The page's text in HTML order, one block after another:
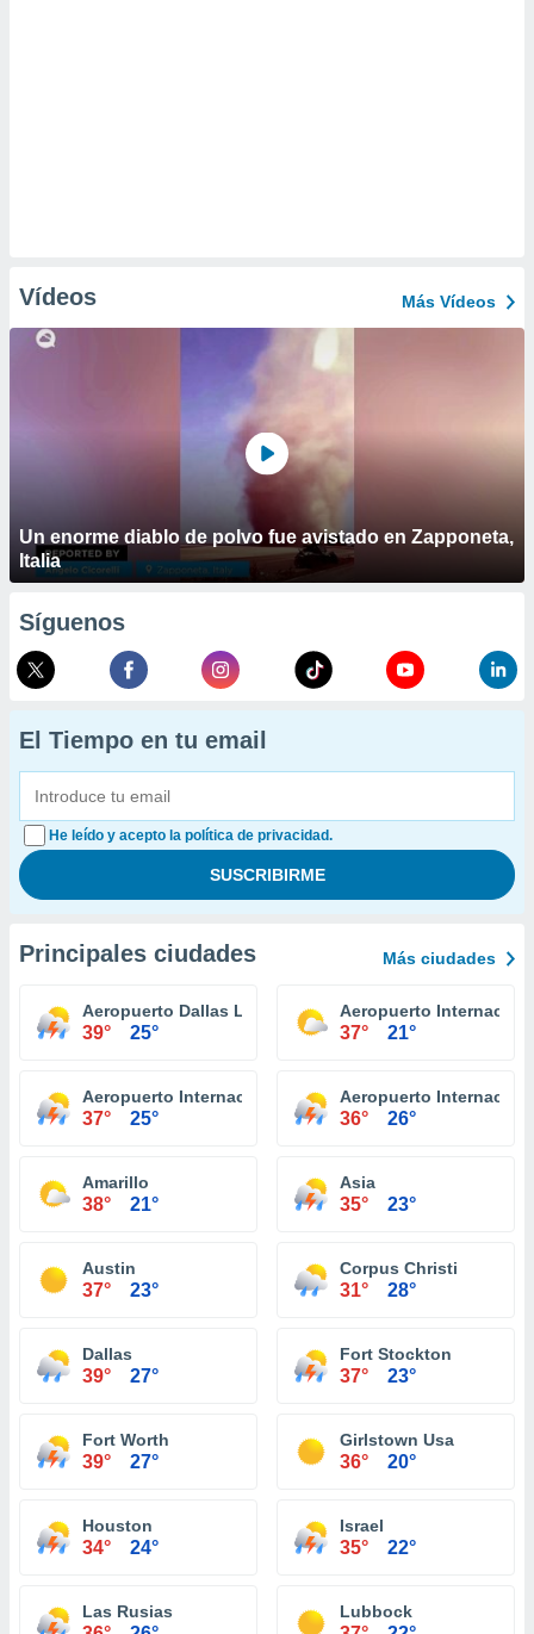
Vídeos Más Vídeos
Un enorme diablo de polvo fue avistado en Zapponeta,
Italia
Síguenos
El Tiempo en tu email
He leído y acepto la política de privacidad.
Principales ciudades Más ciudades
Aeropuerto Dallas Love Field
39° 25°
Aeropuerto
37° 21°
Aeropuerto Internacional McAllen
37° 25°
Aeropuerto
36° 26°
Amarillo
38° 21°
Asia
35° 23°
Austin
37° 23°
Corpus Christi
31° 28°
Dallas
39° 27°
Fort Stockton
37° 23°
Fort Worth
39° 27°
Girlstown Usa
36° 20°
Houston
34° 24°
Israel
35° 22°
Las Rusias Lubbock